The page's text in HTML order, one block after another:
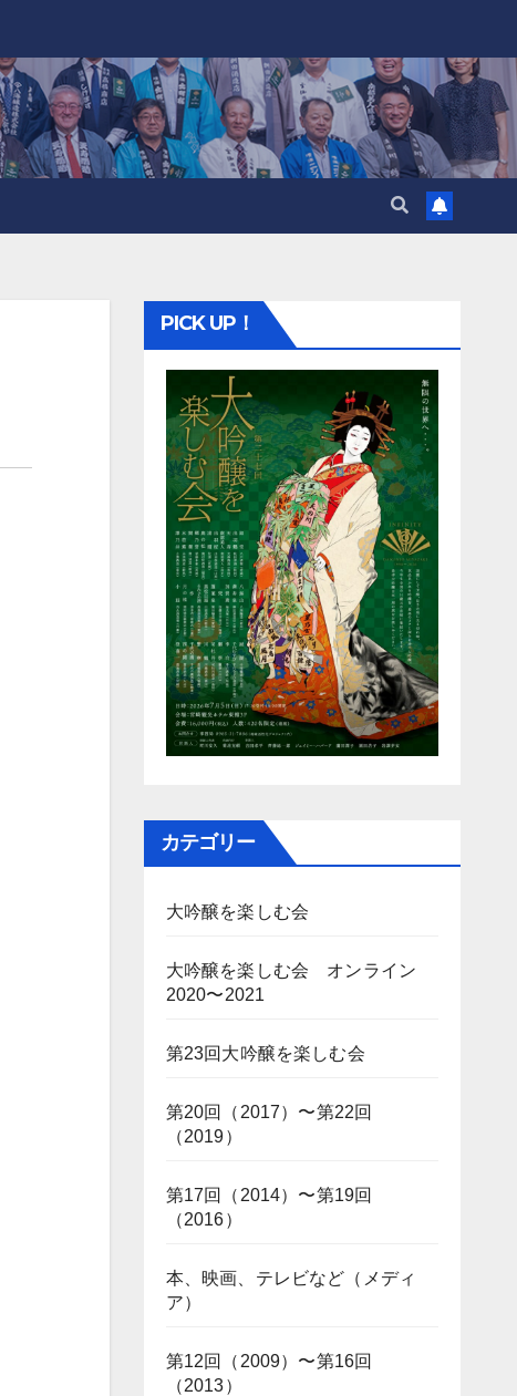
PICK UP！
カテゴリー
大吟醸を楽しむ会
大吟醸を楽しむ会 オンライン
2020〜2021
第23回大吟醸を楽しむ会
第20回（2017）〜第22回
（2019）
第17回（2014）〜第19回
（2016）
本、映画、テレビなど（メディ
ア）
第12回（2009）〜第16回
（2013）